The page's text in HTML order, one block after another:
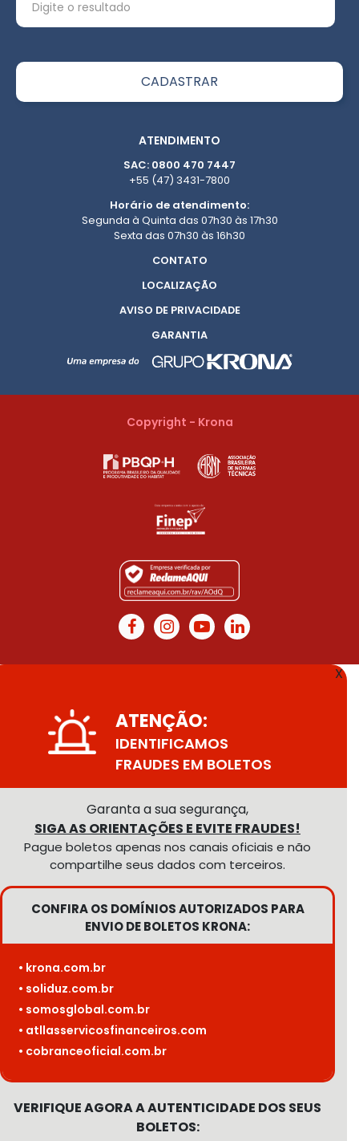
ATENDIMENTO
SAC: 0800 470 7447
+55 (47) 3431-7800
Horário de atendimento:
Segunda à Quinta das 07h30 às 17h30
Sexta das 07h30 às 16h30
CONTATO
LOCALIZAÇÃO
AVISO DE PRIVACIDADE
GARANTIA
Copyright - Krona
X
ATENÇÃO:
IDENTIFICAMOS
FRAUDES EM BOLETOS
Garanta a sua segurança,
SIGA AS ORIENTAÇÕES E EVITE FRAUDES!
Pague boletos apenas nos canais oficiais e não
compartilhe seus dados com terceiros.
CONFIRA OS DOMÍNIOS AUTORIZADOS PARA
ENVIO DE BOLETOS KRONA:
• krona.com.br
• soliduz.com.br
• somosglobal.com.br
• atllasservicosfinanceiros.com
• cobranceoficial.com.br
VERIFIQUE AGORA A AUTENTICIDADE DOS SEUS
BOLETOS: